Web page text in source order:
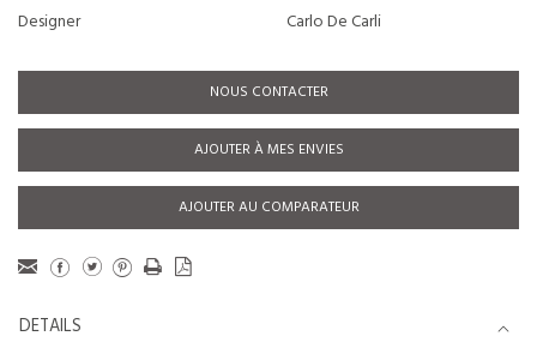
Designer Carlo De Carli
NOUS CONTACTER
AJOUTER À MES ENVIES
AJOUTER AU COMPARATEUR
DETAILS